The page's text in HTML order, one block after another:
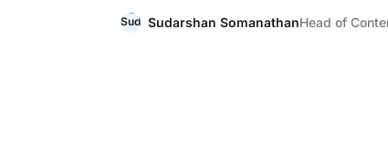
Sudarshan SomanathanHead of